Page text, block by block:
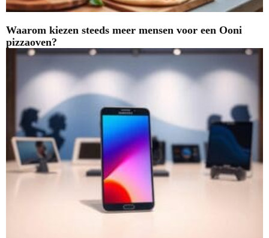
Waarom kiezen steeds meer mensen voor een Ooni
pizzaoven?